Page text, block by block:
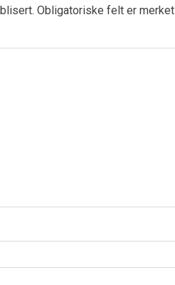
Obligatoriske felt er